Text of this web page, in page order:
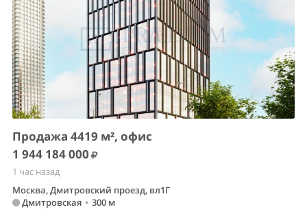
Продажа 4419 м², офис
1 944 184 000
1 час назад
Москва, Дмитровский проезд, вл1Г
Дмитровская • 300 м